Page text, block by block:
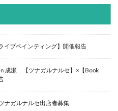
ブペインティング】開催報告
成瀬 【ツナガルナルセ】×【Book
ガルナルセ出店者募集